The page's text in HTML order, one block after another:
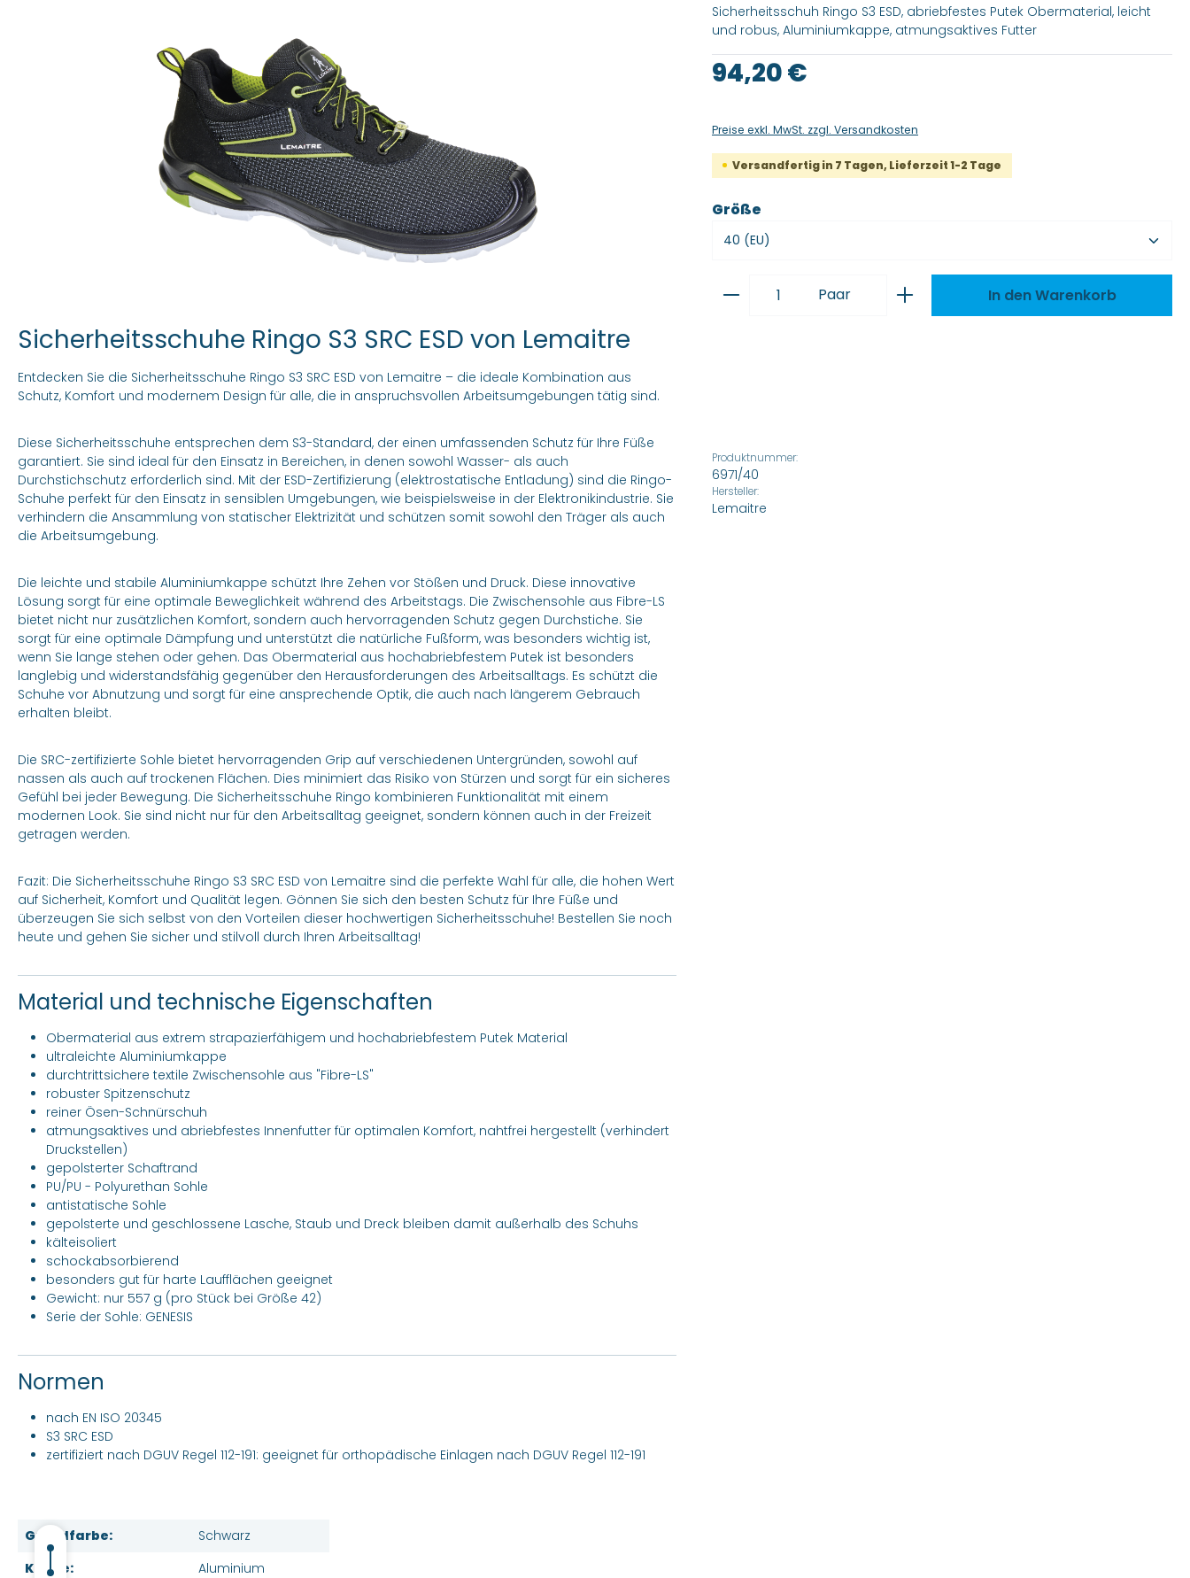
Sicherheitsschuh Ringo S3 ESD, abriebfestes Putek Obermaterial, leicht
und robus, Aluminiumkappe, atmungsaktives Futter
Regulärer Preis:
94,20 €
Preise exkl. MwSt. zzgl. Versandkosten
Versandfertig in 7 Tagen, Lieferzeit 1-2 Tage
Größe
Produkt Anzahl: Gib den gewünschten
Paar In den Warenkorb
Produktnummer:
6971/40
Hersteller:
Lemaitre
Sicherheitsschuhe Ringo S3 SRC ESD von Lemaitre
Entdecken Sie die Sicherheitsschuhe Ringo S3 SRC ESD von Lemaitre – die ideale Kombination aus
Schutz, Komfort und modernem Design für alle, die in anspruchsvollen Arbeitsumgebungen tätig sind.
Diese Sicherheitsschuhe entsprechen dem S3-Standard, der einen umfassenden Schutz für Ihre Füße
garantiert. Sie sind ideal für den Einsatz in Bereichen, in denen sowohl Wasser- als auch
Durchstichschutz erforderlich sind. Mit der ESD-Zertifizierung (elektrostatische Entladung) sind die Ringo-
Schuhe perfekt für den Einsatz in sensiblen Umgebungen, wie beispielsweise in der Elektronikindustrie. Sie
verhindern die Ansammlung von statischer Elektrizität und schützen somit sowohl den Träger als auch
die Arbeitsumgebung.
Die leichte und stabile Aluminiumkappe schützt Ihre Zehen vor Stößen und Druck. Diese innovative
Lösung sorgt für eine optimale Beweglichkeit während des Arbeitstags. Die Zwischensohle aus Fibre-LS
bietet nicht nur zusätzlichen Komfort, sondern auch hervorragenden Schutz gegen Durchstiche. Sie
sorgt für eine optimale Dämpfung und unterstützt die natürliche Fußform, was besonders wichtig ist,
wenn Sie lange stehen oder gehen. Das Obermaterial aus hochabriebfestem Putek ist besonders
langlebig und widerstandsfähig gegenüber den Herausforderungen des Arbeitsalltags. Es schützt die
Schuhe vor Abnutzung und sorgt für eine ansprechende Optik, die auch nach längerem Gebrauch
erhalten bleibt.
Die SRC-zertifizierte Sohle bietet hervorragenden Grip auf verschiedenen Untergründen, sowohl auf
nassen als auch auf trockenen Flächen. Dies minimiert das Risiko von Stürzen und sorgt für ein sicheres
Gefühl bei jeder Bewegung. Die Sicherheitsschuhe Ringo kombinieren Funktionalität mit einem
modernen Look. Sie sind nicht nur für den Arbeitsalltag geeignet, sondern können auch in der Freizeit
getragen werden.
Fazit: Die Sicherheitsschuhe Ringo S3 SRC ESD von Lemaitre sind die perfekte Wahl für alle, die hohen Wert
auf Sicherheit, Komfort und Qualität legen. Gönnen Sie sich den besten Schutz für Ihre Füße und
überzeugen Sie sich selbst von den Vorteilen dieser hochwertigen Sicherheitsschuhe! Bestellen Sie noch
heute und gehen Sie sicher und stilvoll durch Ihren Arbeitsalltag!
Material und technische Eigenschaften
Obermaterial aus extrem strapazierfähigem und hochabriebfestem Putek Material
ultraleichte Aluminiumkappe
durchtrittsichere textile Zwischensohle aus "Fibre-LS"
robuster Spitzenschutz
reiner Ösen-Schnürschuh
atmungsaktives und abriebfestes Innenfutter für optimalen Komfort, nahtfrei hergestellt (verhindert
Druckstellen)
gepolsterter Schaftrand
PU/PU - Polyurethan Sohle
antistatische Sohle
gepolsterte und geschlossene Lasche, Staub und Dreck bleiben damit außerhalb des Schuhs
kälteisoliert
schockabsorbierend
besonders gut für harte Laufflächen geeignet
Gewicht: nur 557 g (pro Stück bei Größe 42)
Serie der Sohle: GENESIS
Normen
nach EN ISO 20345
S3 SRC ESD
zertifiziert nach DGUV Regel 112-191: geeignet für orthopädische Einlagen nach DGUV Regel 112-191
Grundfarbe:
Schwarz
Kappe:
Aluminium